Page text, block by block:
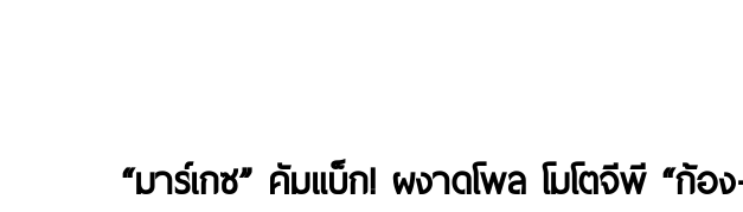
“มาร์เกซ” คัมแบ็ก! ผงาดโพล โมโตจีพี “ก้